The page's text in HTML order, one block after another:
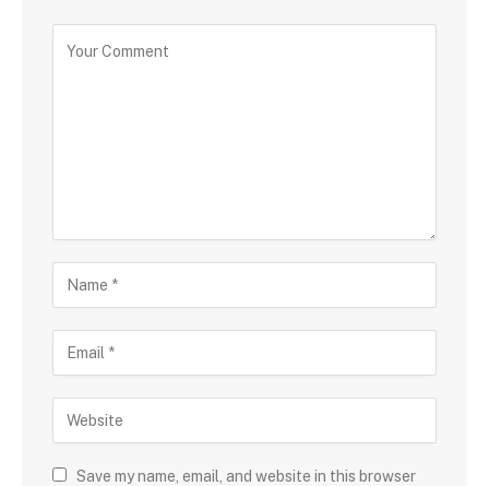
Save my name, email, and website in this browser